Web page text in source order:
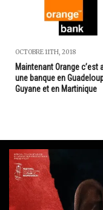
OCTOBRE 11TH, 2018
Maintenant Orange c’est
une banque en
Guyane et en Martinique